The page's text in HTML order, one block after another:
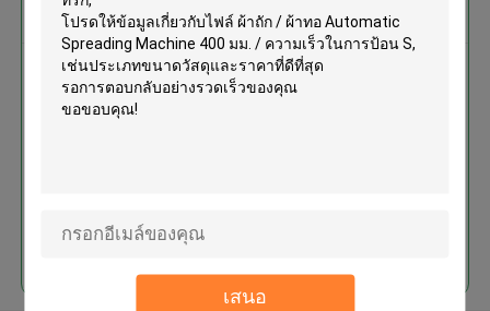
เสนอ
এর সেরা মূল্য পান
ผ้าถัก / ผ้าทอ Automatic
Spreading Machine 400 มม. /